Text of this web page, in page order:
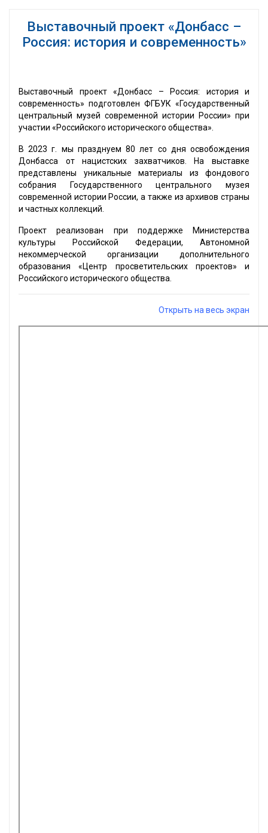
Выставочный проект «Донбасс –
Россия: история и современность»
Выставочный проект «Донбасс – Россия: история и
современность» подготовлен ФГБУК «Государственный
центральный музей современной истории России» при
участии «Российского исторического общества».
В 2023 г. мы празднуем 80 лет со дня освобождения
Донбасса от нацистских захватчиков. На выставке
представлены уникальные материалы из фондового
собрания Государственного центрального музея
современной истории России, а также из архивов страны
и частных коллекций.
Проект реализован при поддержке Министерства
культуры Российской Федерации, Автономной
некоммерческой организации дополнительного
образования «Центр просветительских проектов» и
Российского исторического общества.
Открыть на весь экран